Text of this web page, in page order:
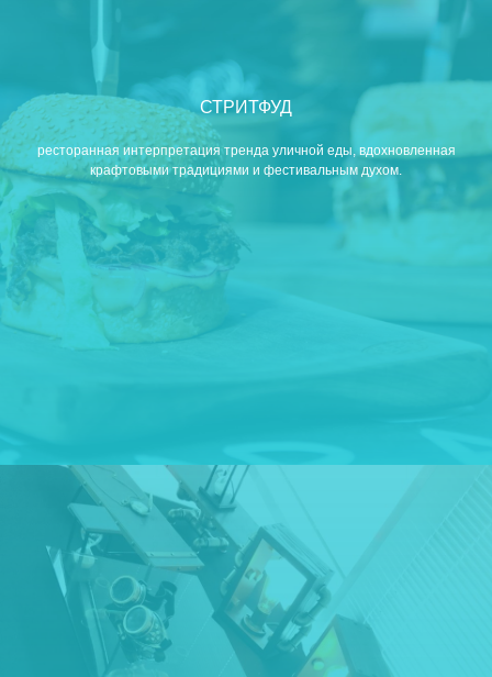
СТРИТФУД
ресторанная интерпретация тренда уличной еды, вдохновленная
крафтовыми традициями и фестивальным духом.